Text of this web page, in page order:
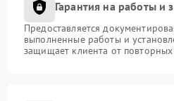
Гарантия на работы и
Предоставляется
выполненные работы и
защищает клиента от повторных